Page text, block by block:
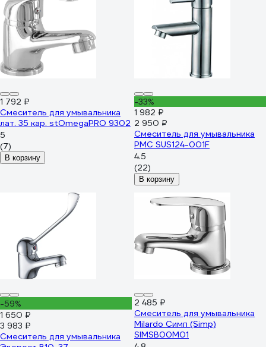
1 792 ₽
Смеситель для умывальника
лат. 35 кар. stOmegaPRO 9302
5
(7)
В корзину
-33%
1 982 ₽
2 950 ₽
Смеситель для умывальника
РМС SUS124-001F
4.5
(22)
В корзину
-59%
1 650 ₽
3 983 ₽
Смеситель для умывальника
2 485 ₽
Смеситель для умывальника
Milardo Симп (Simp)
SIMSB00M01